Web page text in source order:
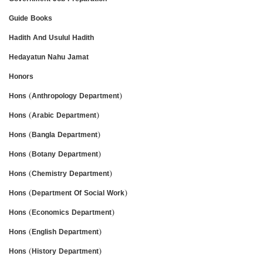
Guide Books
Hadith And Usulul Hadith
Hedayatun Nahu Jamat
Honors
Hons (Anthropology Department)
Hons (Arabic Department)
Hons (Bangla Department)
Hons (Botany Department)
Hons (Chemistry Department)
Hons (Department Of Social Work)
Hons (Economics Department)
Hons (English Department)
Hons (History Department)